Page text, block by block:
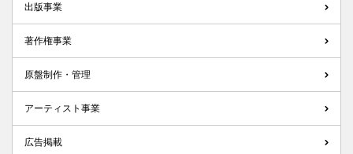
出版事業
著作権事業
原盤制作・管理
アーティスト事業
広告掲載